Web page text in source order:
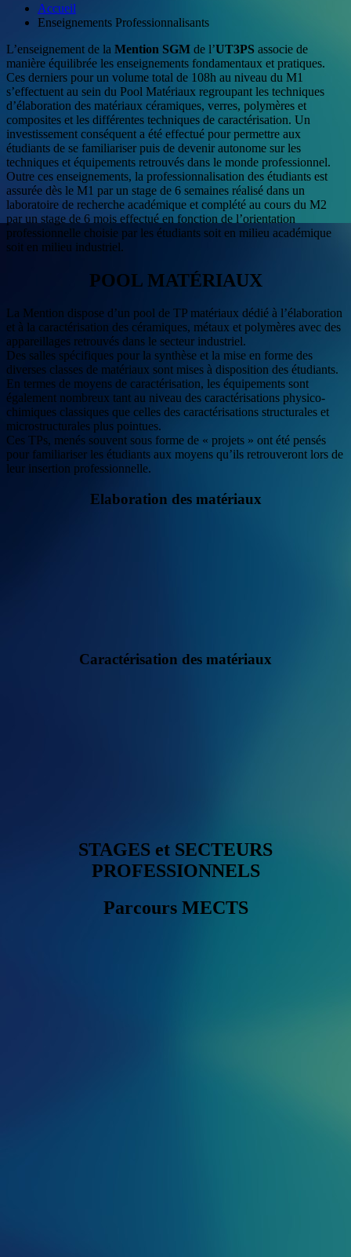
Accueil
Enseignements Professionnalisants
L’enseignement de la Mention SGM de l’UT3PS associe de
manière équilibrée les enseignements fondamentaux et pratiques.
Ces derniers pour un volume total de 108h au niveau du M1
s’effectuent au sein du Pool Matériaux regroupant les techniques
d’élaboration des matériaux céramiques, verres, polymères et
composites et les différentes techniques de caractérisation. Un
investissement conséquent a été effectué pour permettre aux
étudiants de se familiariser puis de devenir autonome sur les
techniques et équipements retrouvés dans le monde professionnel.
Outre ces enseignements, la professionnalisation des étudiants est
assurée dès le M1 par un stage de 6 semaines réalisé dans un
laboratoire de recherche académique et complété au cours du M2
par un stage de 6 mois effectué en fonction de l’orientation
professionnelle choisie par les étudiants soit en milieu académique
soit en milieu industriel.
POOL MATÉRIAUX
La Mention dispose d’un pool de TP matériaux dédié à l’élaboration
et à la caractérisation des céramiques, métaux et polymères avec des
appareillages retrouvés dans le secteur industriel.
Des salles spécifiques pour la synthèse et la mise en forme des
diverses classes de matériaux sont mises à disposition des étudiants.
En termes de moyens de caractérisation, les équipements sont
également nombreux tant au niveau des caractérisations physico-
chimiques classiques que celles des caractérisations structurales et
microstructurales plus pointues.
Ces TPs, menés souvent sous forme de « projets » ont été pensés
pour familiariser les étudiants aux moyens qu’ils retrouveront lors de
leur insertion professionnelle.
Elaboration des matériaux
Caractérisation des matériaux
STAGES et SECTEURS
PROFESSIONNELS
Parcours MECTS